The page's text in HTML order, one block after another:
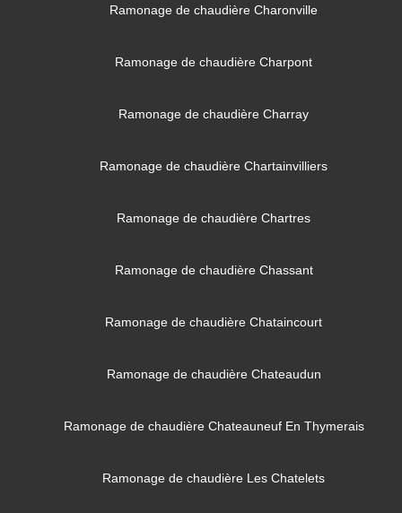
Ramonage de chaudière Charonville
Ramonage de chaudière Charpont
Ramonage de chaudière Charray
Ramonage de chaudière Chartainvilliers
Ramonage de chaudière Chartres
Ramonage de chaudière Chassant
Ramonage de chaudière Chataincourt
Ramonage de chaudière Chateaudun
Ramonage de chaudière Chateauneuf En Thymerais
Ramonage de chaudière Les Chatelets